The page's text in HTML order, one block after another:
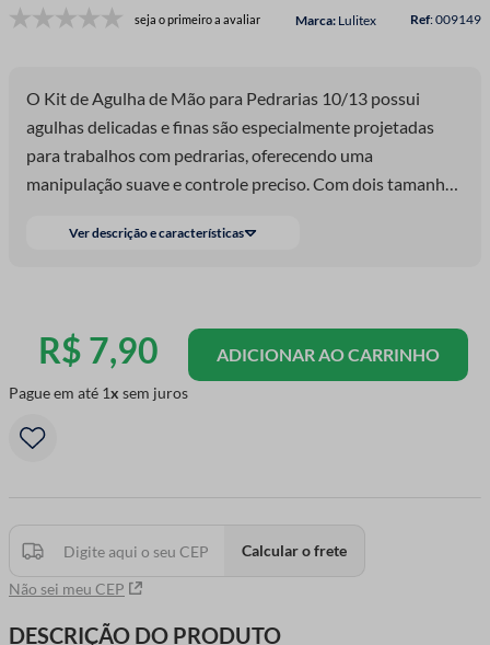
seja o primeiro a avaliar Lulitex :009149
O Kit de Agulha de Mão para Pedrarias 10/13 possui
agulhas delicadas e finas são especialmente projetadas
para trabalhos com pedrarias, oferecendo uma
manipulação suave e controle preciso. Com dois tamanhos
Ver descrição e características
R$ 7,90
Pague em até 1 sem juros
ADICIONAR AO CARRINHO
Não sei meu CEP
Calcular o frete
DESCRIÇÃO DO PRODUTO